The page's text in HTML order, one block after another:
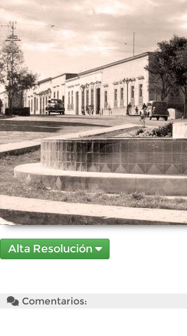
Alta Resolución
Comentarios: